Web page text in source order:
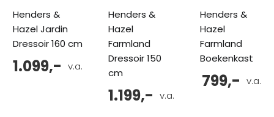
Henders &
Hazel Jardin
Dressoir 160 cm
v.a.
1.099,-
Henders &
Hazel
Farmland
Dressoir 150
cm
v.a.
1.199,-
Henders &
Hazel
Farmland
Boekenkast
v.a.
799,-